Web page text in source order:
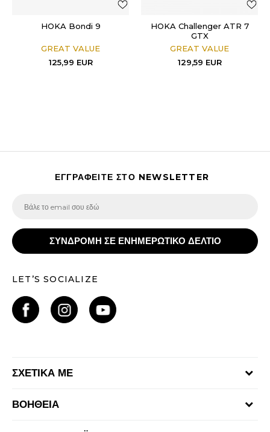
HOKA Bondi 9
GREAT VALUE
125,99 EUR
HOKA Challenger ATR 7
GTX
GREAT VALUE
129,59 EUR
ΕΓΓΡΑΦΕΙΤΕ ΣΤΟ NEWSLETTER
ΣΥΝΔΡΟΜΗ ΣΕ ΕΝΗΜΕΡΩΤΙΚΟ ΔΕΛΤΙΟ
LET’S SOCIALIZE
ΣΧΕΤΙΚΑ ΜΕ
ΒΟΗΘΕΙΑ